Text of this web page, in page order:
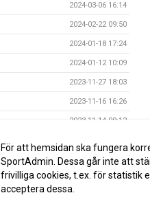
2024-03-06 16:14
2024-02-22 09:50
2024-01-18 17:24
2024-01-12 10:09
2023-11-27 18:03
2023-11-16 16:26
2023-11-14 09:12
2023-10-30 08:28
För att hemsidan ska fungera
SportAdmin. Dessa går inte att
frivilliga cookies, t.ex. för statistik
acceptera dessa.